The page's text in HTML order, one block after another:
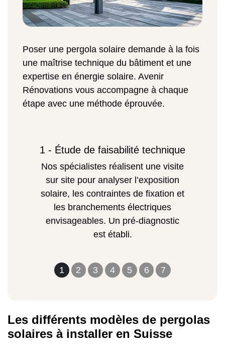
Poser une pergola solaire demande à la fois
une maîtrise technique du bâtiment et une
expertise en énergie solaire. Avenir
Rénovations vous accompagne à chaque
étape avec une méthode éprouvée.
1 2 3 4 5 6 7
1 - Étude de faisabilité technique
Nos spécialistes réalisent une visite
sur site pour analyser l’exposition
solaire, les contraintes de fixation et
les branchements électriques
envisageables. Un pré-diagnostic
est établi.
Les différents modèles de pergolas
solaires à installer en Suisse